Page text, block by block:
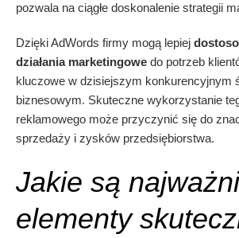
pozwala na ciągłe doskonalenie strategii
Dzięki AdWords firmy mogą lepiej
działania marketingowe do potrzeb
kluczowe w dzisiejszym konkurencyjnym
biznesowym. Skuteczne wykorzystanie
reklamowego może przyczynić się do
sprzedaży i zysków przedsiębiorstwa.
Jakie są
elementy